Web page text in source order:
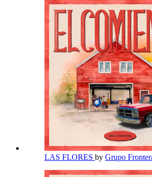
LAS FLORES by Grupo